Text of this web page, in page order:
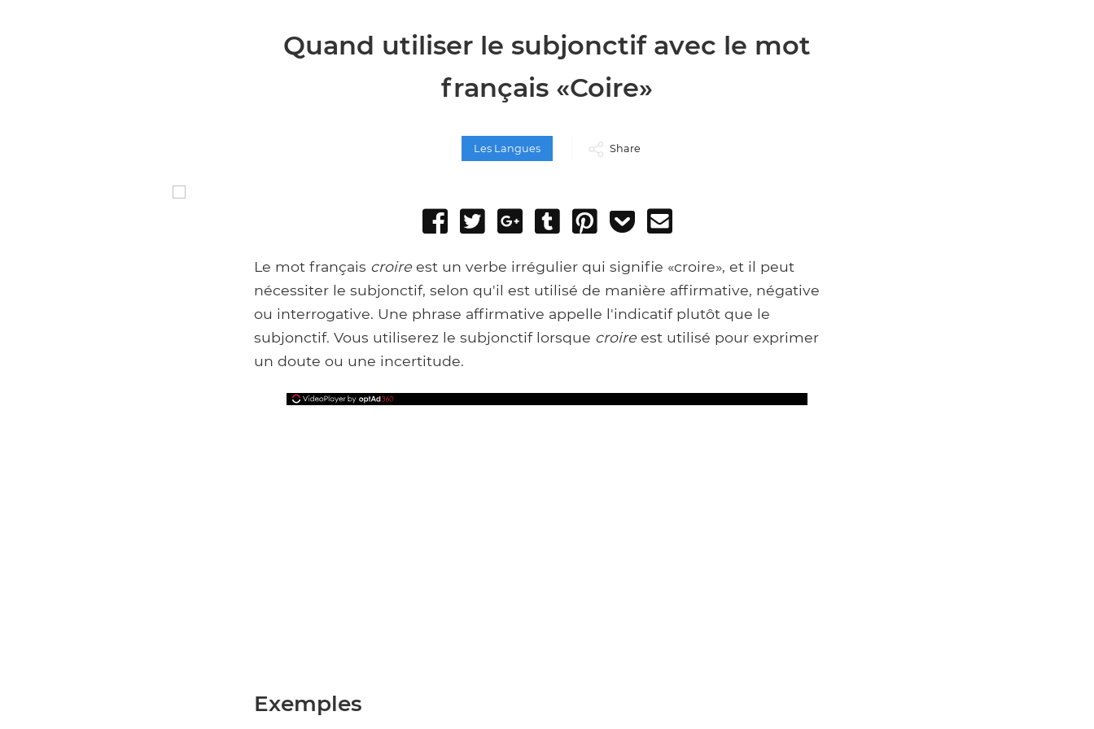
Quand utiliser le subjonctif avec le mot
français «Coire»
Les Langues Share
Share
Facebook
Tweet
Share
Google+
Post
Tumblr
Pin
Add
Pocket
Le mot français croire est un verbe irrégulier qui signifie «croire», et il peut
nécessiter le subjonctif, selon qu'il est utilisé de manière affirmative, négative
ou interrogative. Une phrase affirmative appelle l'indicatif plutôt que le
subjonctif. Vous utiliserez le subjonctif lorsque croire est utilisé pour exprimer
un doute ou une incertitude.
Exemples